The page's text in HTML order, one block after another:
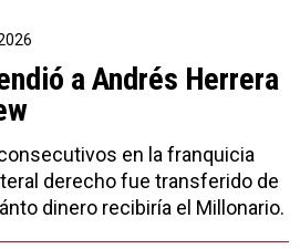
a Andrés Herrera
en la franquicia
derecho fue transferido de
dinero recibiría el Millonario.